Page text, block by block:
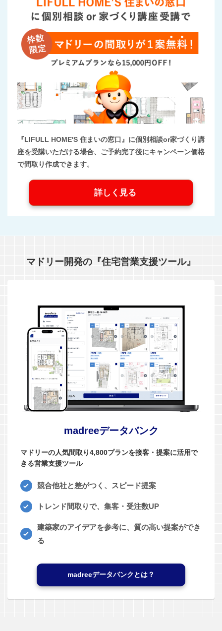
『LIFULL HOME'S 住まいの窓口』に個別相談or家づくり講
座を受講いただける場合、ご予約完了後にキャンペーン価格
で間取り作成できます。
詳しく見る
マドリー開発の『住宅営業支援ツール』
madreeデータバンク
マドリーの人気間取り4,800プランを接客・提案に活用で
きる営業支援ツール
競合他社と差がつく、スピード提案
トレンド間取りで、集客・受注数UP
建築家のアイデアを参考に、質の高い提案ができ
る
madreeデータバンクとは？